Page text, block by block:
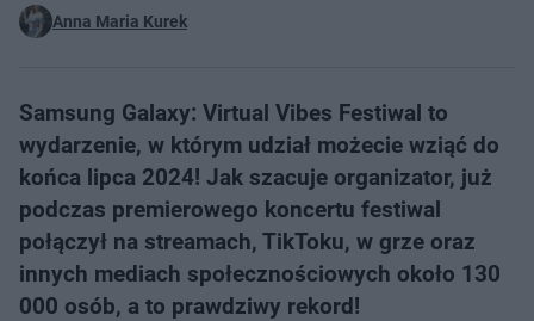
Anna Maria Kurek
Samsung Galaxy: Virtual Vibes Festiwal to
wydarzenie, w którym udział możecie wziąć do
końca lipca 2024! Jak szacuje organizator, już
podczas premierowego koncertu festiwal
połączył na streamach, TikToku, w grze oraz
innych mediach społecznościowych około 130
000 osób, a to prawdziwy rekord!